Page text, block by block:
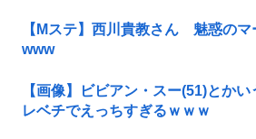
【Mステ】西川貴教さん 魅惑のマ
www
【画像】ビビアン・スー(51)とか
レベチでえっちすぎるｗｗｗ